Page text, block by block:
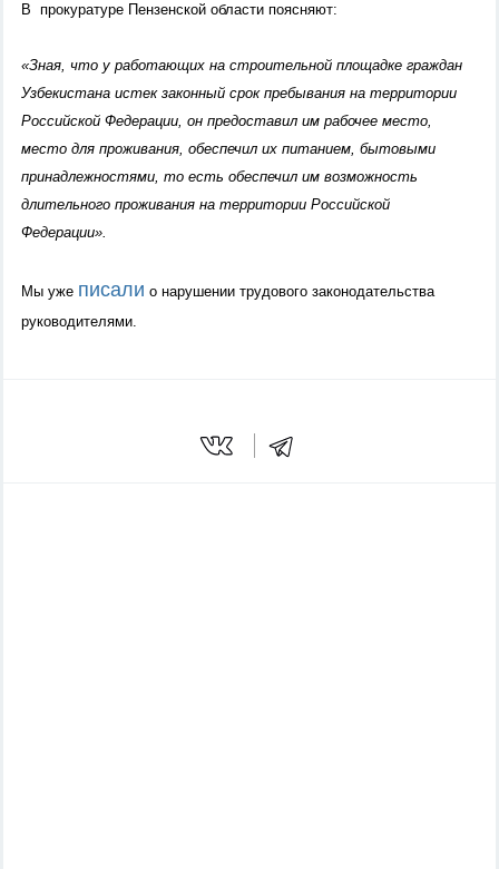
В прокуратуре Пензенской области поясняют:
«Зная, что у работающих на строительной площадке граждан
Узбекистана истек законный срок пребывания на территории
Российской Федерации, он предоставил им рабочее место,
место для проживания, обеспечил их питанием, бытовыми
принадлежностями, то есть обеспечил им возможность
длительного проживания на территории Российской
Федерации».
Мы уже писали о нарушении трудового законодательства
руководителями.